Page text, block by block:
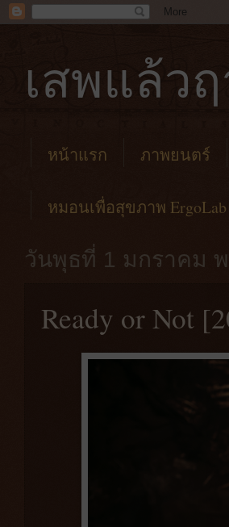
เสพแล้ว
หน้าแรก ภาพยนตร์
หมอนเพื่อสุขภาพ ErgoLab
วันพุธที่ 1 มกราคม พ
Ready or Not